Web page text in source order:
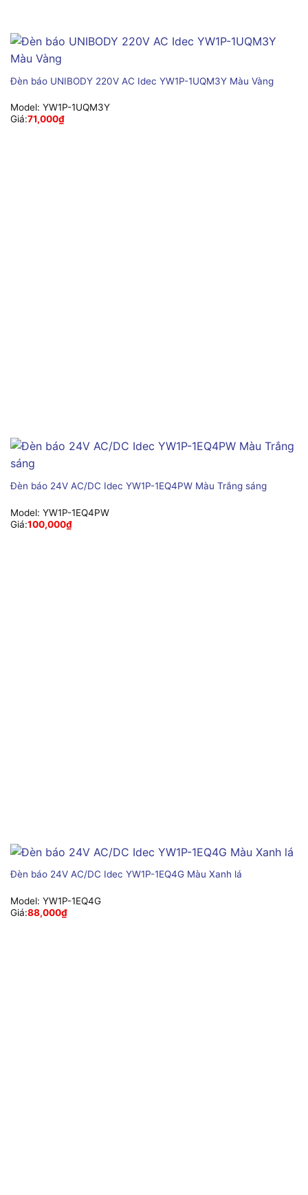
Đèn báo UNIBODY 220V AC Idec YW1P-1UQM3Y Màu Vàng
Model: YW1P-1UQM3Y
Giá:71,000₫
Đèn báo 24V AC/DC Idec YW1P-1EQ4PW Màu Trắng sáng
Model: YW1P-1EQ4PW
Giá:100,000₫
Đèn báo 24V AC/DC Idec YW1P-1EQ4G Màu Xanh lá
Model: YW1P-1EQ4G
Giá:88,000₫